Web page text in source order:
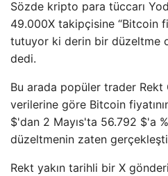
Sözde kripto para tüccarı
49.000X takipçisine “Bitcoin
tutuyor ki derin bir düzeltme
dedi.
Bu arada popüler trader
verilerine göre Bitcoin
$'dan 2 Mayıs'ta 56.792 $'a
düzeltmenin zaten
Rekt yakın tarihli bir X